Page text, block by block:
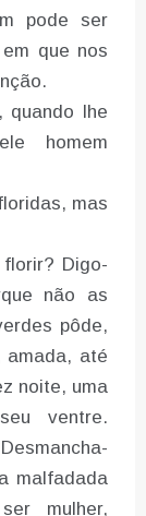
pode ser
que nos
quando lhe
homem
mas
Digo-
não as
pôde,
amada, até
noite, uma
ventre.
malfadada
mulher,